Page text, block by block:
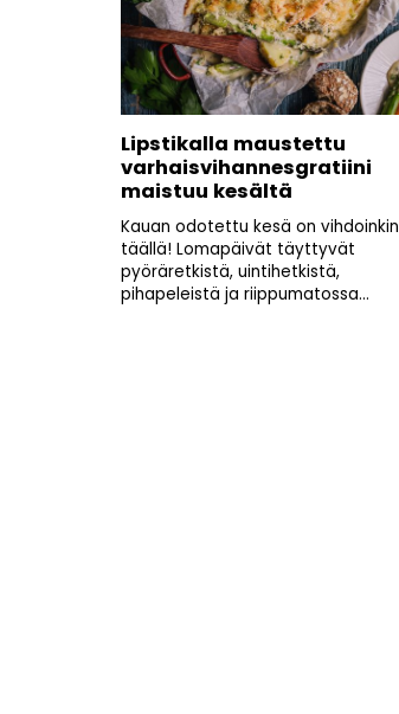
Lipstikalla maustettu
varhaisvihannesgratiini
maistuu kesältä
Kauan odotettu kesä on vihdoinkin
täällä! Lomapäivät täyttyvät
pyöräretkistä, uintihetkistä,
pihapeleistä ja riippumatossa...